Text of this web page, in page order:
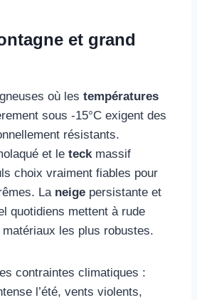
et grand
où les températures
sous -15°C exigent des
résistants.
et le teckmassif
choix vraiment fiables pour
La neige persistante et
quotidiens mettent à rude
les plus robustes.
contraintes climatiques :
l’été, vents violents,